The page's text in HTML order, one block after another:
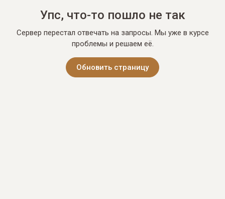
Упс, что-то пошло не так
Сервер перестал отвечать на запросы. Мы уже в курсе
проблемы и решаем её.
Обновить страницу